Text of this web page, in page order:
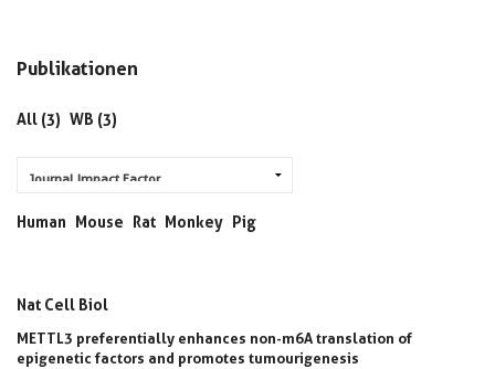
Publikationen
All (3) WB (3)
Human Mouse Rat Monkey Pig
Nat Cell Biol
METTL3 preferentially enhances non-m6A translation of
epigenetic factors and promotes tumourigenesis